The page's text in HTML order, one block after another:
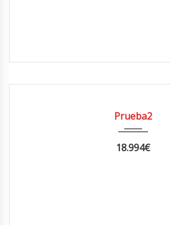
Prueba2
18.994€